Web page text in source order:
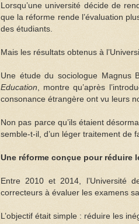
Lorsqu’une université décide de
que la réforme rende l’évaluation
des étudiants.
Mais les résultats obtenus à
Une étude du sociologue Magnus
Education , montre qu’après
consonance étrangère ont vu leurs
Non pas parce qu’ils étaient
semble-t-il, d’un léger traitement de
Une réforme conçue pour réduire
Entre 2010 et 2014, l’Université
correcteurs à évaluer les examens
L’objectif était simple : réduire les